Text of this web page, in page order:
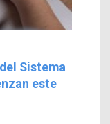
Sistema
este